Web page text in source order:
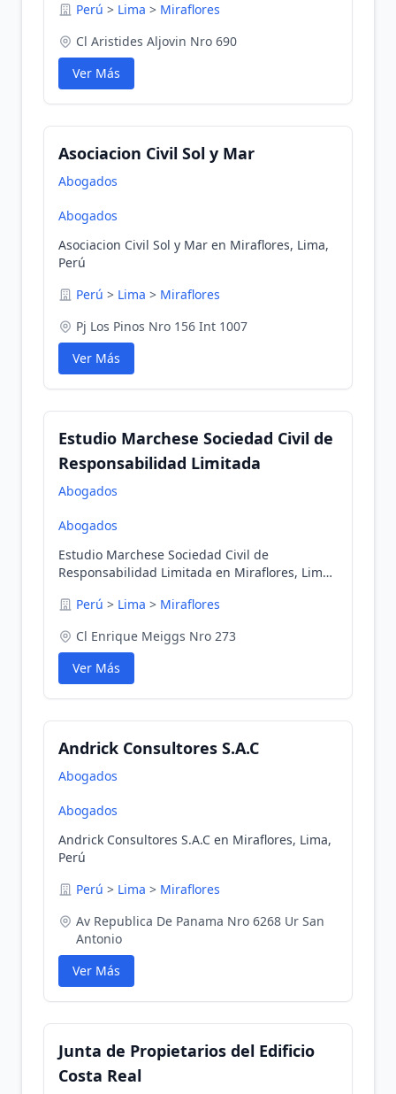
Perú > Lima > Miraflores
Cl Aristides Aljovin Nro 690
Ver Más
Asociacion Civil Sol y Mar
Abogados
Abogados
Asociacion Civil Sol y Mar en Miraflores, Lima,
Perú
Perú > Lima > Miraflores
Pj Los Pinos Nro 156 Int 1007
Ver Más
Estudio Marchese Sociedad Civil de
Responsabilidad Limitada
Abogados
Abogados
Estudio Marchese Sociedad Civil de
Responsabilidad Limitada en Miraflores, Lima,
Perú > Lima > Miraflores
Cl Enrique Meiggs Nro 273
Ver Más
Andrick Consultores S.A.C
Abogados
Abogados
Andrick Consultores S.A.C en Miraflores, Lima,
Perú
Perú > Lima > Miraflores
Av Republica De Panama Nro 6268 Ur San
Antonio
Ver Más
Junta de Propietarios del Edificio
Costa Real